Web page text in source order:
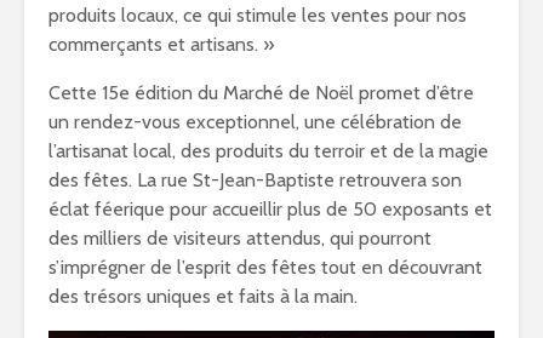
produits locaux, ce qui stimule les ventes pour nos
commerçants et artisans. »
Cette 15e édition du Marché de Noël promet d’être
un rendez-vous exceptionnel, une célébration de
l’artisanat local, des produits du terroir et de la magie
des fêtes. La rue St-Jean-Baptiste retrouvera son
éclat féerique pour accueillir plus de 50 exposants et
des milliers de visiteurs attendus, qui pourront
s’imprégner de l’esprit des fêtes tout en découvrant
des trésors uniques et faits à la main.